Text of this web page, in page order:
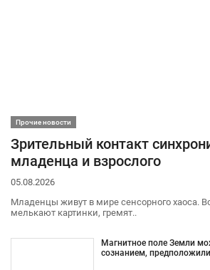
Прочие новости
Зрительный контакт
младенца и взрослого
05.08.2026
Младенцы живут в мире сенсорного хаоса.
мелькают картинки, гремят..
Магнитное поле Земли
сознанием,